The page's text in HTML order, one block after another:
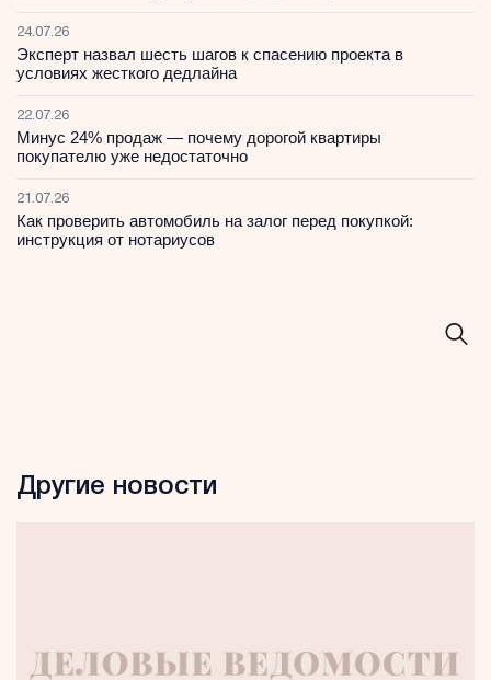
24.07.26
Эксперт назвал шесть шагов к спасению проекта в
условиях жесткого дедлайна
22.07.26
Минус 24% продаж — почему дорогой квартиры
покупателю уже недостаточно
21.07.26
Как проверить автомобиль на залог перед покупкой:
инструкция от нотариусов
Другие новости